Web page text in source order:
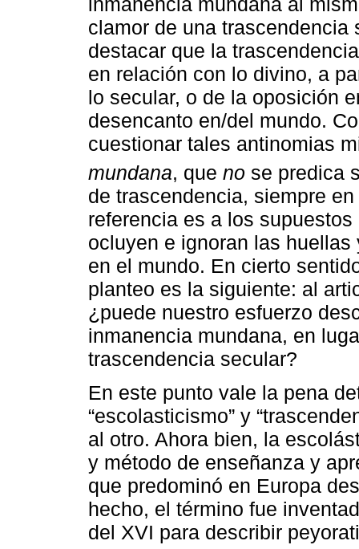
clamor de una
destacar que la
en relación con lo divino, a
lo secular, o de la oposición
desencanto en/del mundo.
cuestionar tales antinomias
mundana, que no se predica
de trascendencia, siempre
referencia es a los
ocluyen e ignoran las
en el mundo. En cierto
planteo es la siguiente: al
¿puede nuestro esfuerzo
inmanencia mundana, en
trascendencia secular?
En este punto vale la pena
“escolasticismo” y
al otro. Ahora bien, la
y método de enseñanza y
que predominó en Europa
hecho, el término fue
del XVI para describir